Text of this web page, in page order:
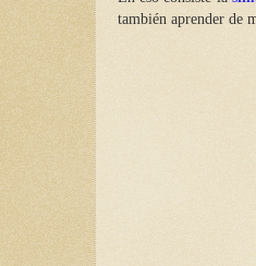
también aprender de